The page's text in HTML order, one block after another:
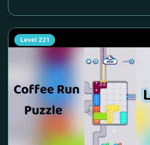
Level 221